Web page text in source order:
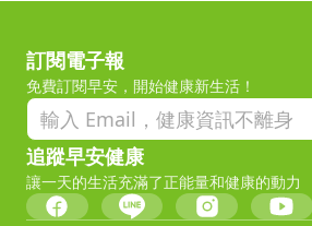
訂閱電子報
免費訂閱早安，開始健康新生活！
追蹤早安健康
讓一天的生活充滿了正能量和健康的動力